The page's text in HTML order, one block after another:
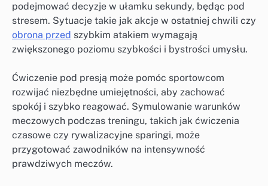
podejmować decyzje w ułamku sekundy, będąc pod
stresem. Sytuacje takie jak akcje w ostatniej chwili czy
obrona przed szybkim atakiem wymagają
zwiększonego poziomu szybkości i bystrości umysłu.
Ćwiczenie pod presją może pomóc sportowcom
rozwijać niezbędne umiejętności, aby zachować
spokój i szybko reagować. Symulowanie warunków
meczowych podczas treningu, takich jak ćwiczenia
czasowe czy rywalizacyjne sparingi, może
przygotować zawodników na intensywność
prawdziwych meczów.